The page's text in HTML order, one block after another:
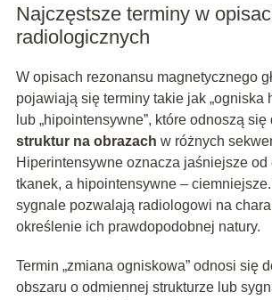
Najczęstsze terminy w
radiologicznych
W opisach rezonansu magnetycznego
pojawiają się terminy takie jak „ogniska
lub „hipointensywne”, które odnoszą się
struktur na obrazach w różnych
Hiperintensywne oznacza jaśniejsze od
tkanek, a hipointensywne –
sygnale pozwalają radiologowi na
określenie ich prawdopodobnej natury.
Termin „zmiana ogniskowa” odnosi się
obszaru o odmiennej strukturze lub